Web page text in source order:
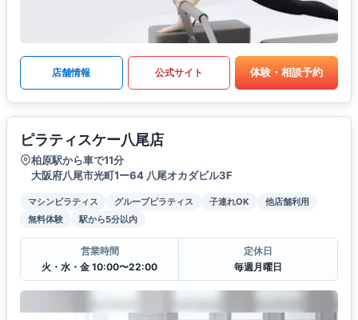
店舗情報 公式サイト 体験・相談予約
ピラティスケー八尾店
柏原駅から車で11分
大阪府八尾市光町1ー64 八尾オカダビル3F
マシンピラティス グループピラティス 子連れOK
他店舗利用
無料体験
駅から5分以内
営業時間
火・水・金 10:00〜22:00
定休日
毎週月曜日